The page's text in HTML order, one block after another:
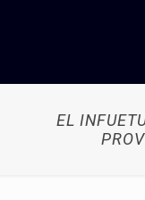
EL